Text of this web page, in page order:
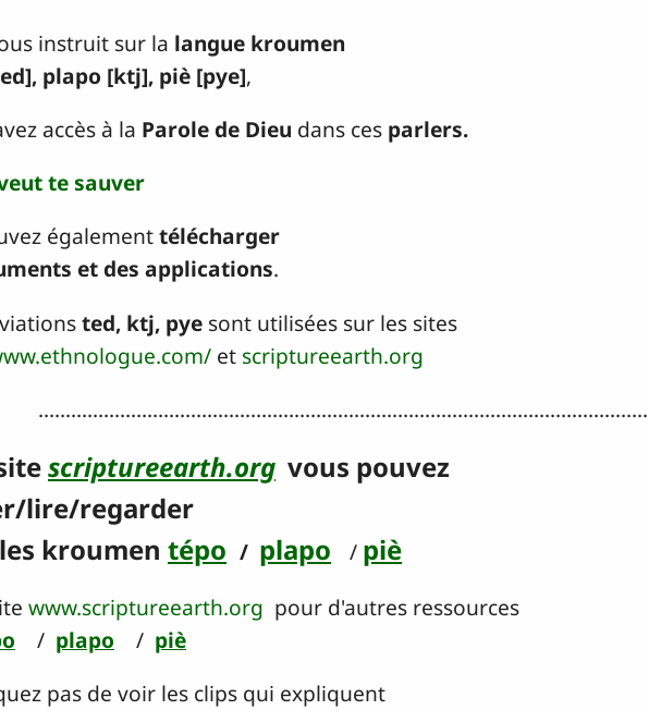
instruit sur la langue kroumen
plapo [ktj], piè [pye],
accès à la Parole de Dieu dans ces parlers.
te sauver
égalementtélécharger
et des applications.
ted, ktj, pye sont utilisées sur les sites
et scriptureearth.org
scriptureearth.org vous pouvez
lire/regarder
kroumen tépo / plapo / piè
www.scriptureearth.org pour d'autres ressources
/ plapo / piè
pas de voir les clips qui expliquent